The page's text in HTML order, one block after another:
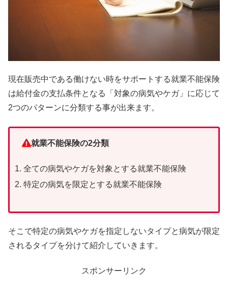
現在販売中である働けない時をサポートする就業不能保険
は給付金の支払条件となる「対象の病気やケガ」に応じて
2つのパターンに分類する事が出来ます。
就業不能保険の2分類
全ての病気やケガを対象とする就業不能保険
特定の病気を限定とする就業不能保険
そこで特定の病気やケガを指定しないタイプと病気が限定
されるタイプを分けて紹介していきます。
スポンサーリンク